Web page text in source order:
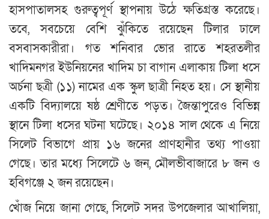
হাসপাতালসহ গুরুত্বপূর্ণ স্থাপনায় উঠে ক্ষতিগ্রস্ত করেছে।
তবে, সবচেয়ে বেশি ঝুঁকিতে রয়েছেন টিলার ঢালে
বসবাসকারীরা। গত শনিবার ভোর রাতে শহরতলীর
খাদিমনগর ইউনিয়নের খাদিম চা বাগান এলাকায় টিলা ধসে
অর্চনা ছত্রী (১১) নামের এক স্কুল ছাত্রী নিহত হয়। সে স্থানীয়
একটি বিদ্যালয়ে ষষ্ঠ শ্রেণীতে পড়ত। জৈন্তাপুরেও বিভিন্ন
স্থানে টিলা ধসের ঘটনা ঘটেছে। ২০১৪ সাল থেকে এ নিয়ে
সিলেট বিভাগে প্রায় ১৬ জনের প্রাণহানীর তথ্য পাওয়া
গেছে। তার মধ্যে সিলেটে ৬ জন, মৌলভীবাজারে ৮ জন ও
হবিগঞ্জে ২ জন রয়েছেন।
খোঁজ নিয়ে জানা গেছে, সিলেট সদর উপজেলার আখালিয়া,